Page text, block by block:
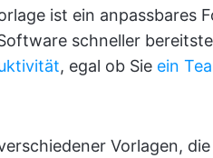
ist ein anpassbares
schneller
, egal ob Sie ein
Vorlagen,